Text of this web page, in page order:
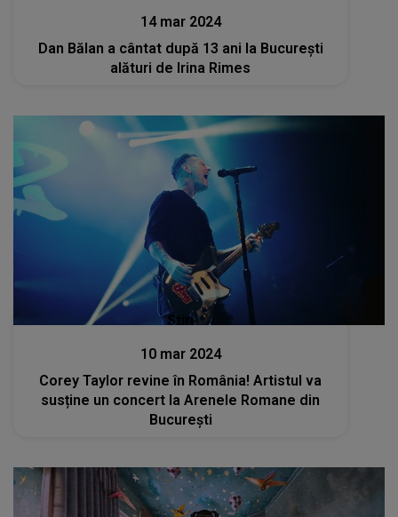
14 mar 2024
Dan Bălan a cântat după 13 ani la București
alături de Irina Rimes
Stiri
10 mar 2024
Corey Taylor revine în România! Artistul va
susține un concert la Arenele Romane din
București